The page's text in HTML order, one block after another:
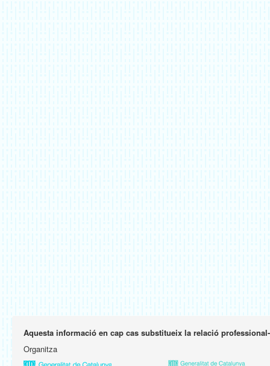
Aquesta informació en cap cas substitueix la relació
Organitza